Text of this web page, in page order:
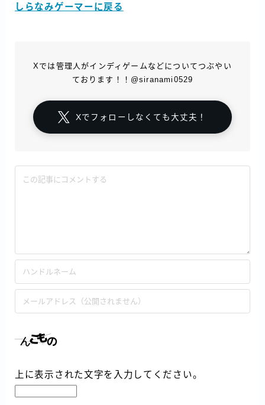
しらなみゲーマーに戻る
Xでは管理人がインディゲームなどについてつぶやい
ております！！@siranami0529
Xでフォローしなくても大丈夫！
上に表示された文字を入力してください。